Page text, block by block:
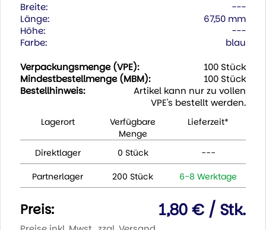
Breite:
---
Länge:
67,50 mm
Höhe:
---
Farbe:
blau
Verpackungsmenge (VPE):
100 Stück
Mindestbestellmenge (MBM):
100 Stück
Bestellhinweis:
Artikel kann nur zu vollen
VPE's bestellt werden.
Lagerort
Verfügbare
Menge
Lieferzeit*
Direktlager 0 Stück ---
Partnerlager 200 Stück 6-8 Werktage
Preis: 1,80 € / Stk.